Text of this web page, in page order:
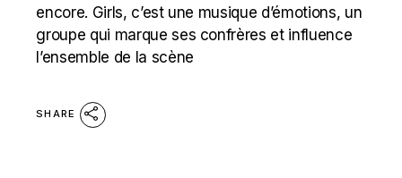
encore. Girls, c’est une musique d’émotions, un
groupe qui marque ses confrères et influence
l’ensemble de la scène
SHARE